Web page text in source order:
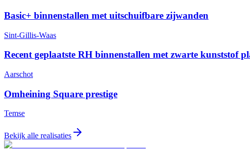
Basic+ binnenstallen met uitschuifbare zijwanden
Sint-Gillis-Waas
Recent geplaatste RH binnenstallen met zwarte kunststof
Aarschot
Omheining Square prestige
Temse
Bekijk alle realisaties